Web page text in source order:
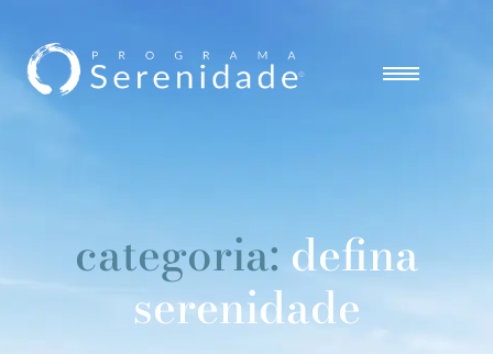
categoria:defina
serenidade